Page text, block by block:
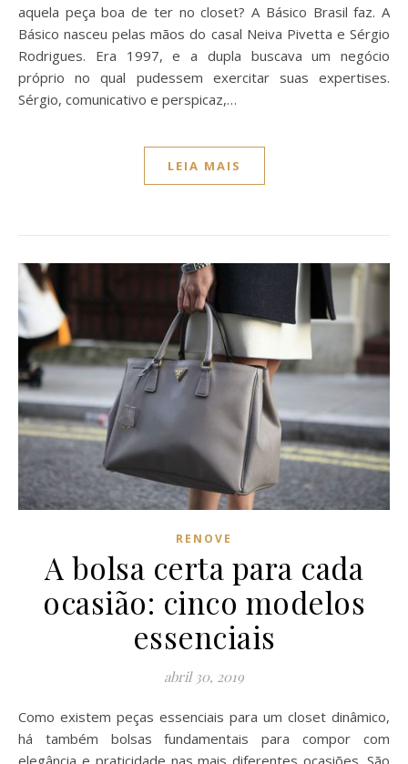
aquela peça boa de ter no closet? A Básico Brasil faz. A
Básico nasceu pelas mãos do casal Neiva Pivetta e Sérgio
Rodrigues. Era 1997, e a dupla buscava um negócio
próprio no qual pudessem exercitar suas expertises.
Sérgio, comunicativo e perspicaz,…
LEIA MAIS
RENOVE
A bolsa certa para cada
ocasião: cinco modelos
essenciais
abril 30, 2019
Como existem peças essenciais para um closet dinâmico,
há também bolsas fundamentais para compor com
elegância e praticidade nas mais diferentes ocasiões. São